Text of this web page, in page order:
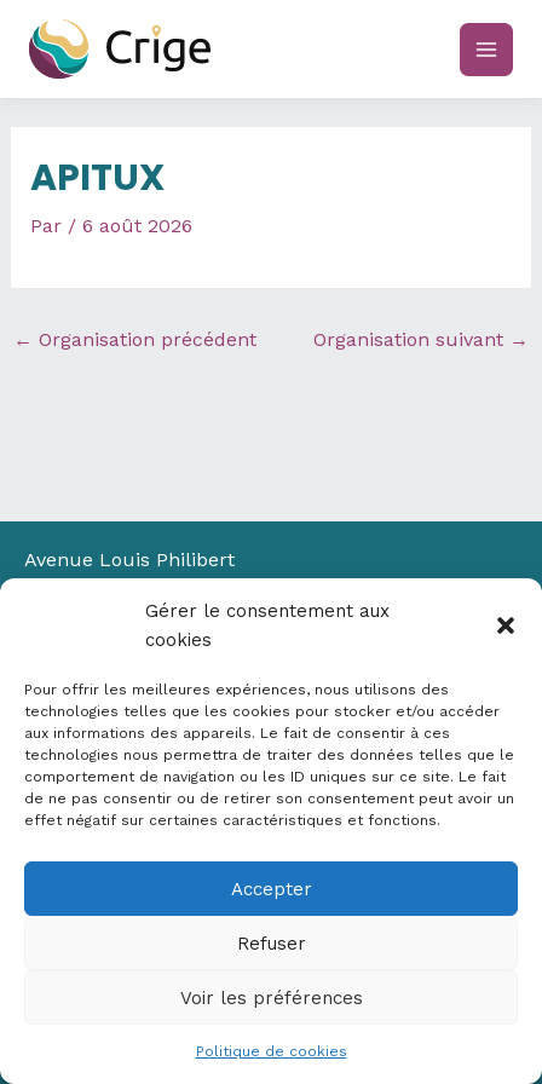
Gérer le consentement aux
cookies
Pour offrir les meilleures expériences, nous utilisons des
technologies telles que les cookies pour stocker et/ou accéder
aux informations des appareils. Le fait de consentir à ces
technologies nous permettra de traiter des données telles que le
comportement de navigation ou les ID uniques sur ce site. Le fait
de ne pas consentir ou de retirer son consentement peut avoir un
effet négatif sur certaines caractéristiques et fonctions.
Accepter
Refuser
Voir les préférences
Politique de cookies
contenu
main
APITUX
Par / 6 août 2026
← Organisation précédent Organisation suivant →
Avenue Louis Philibert
Bâtiment Laennec
13100 Aix-en-Provence
✉ contact@crige-paca.org
Mentions légales
RGPD
Copyright © 2026 Crige PACA